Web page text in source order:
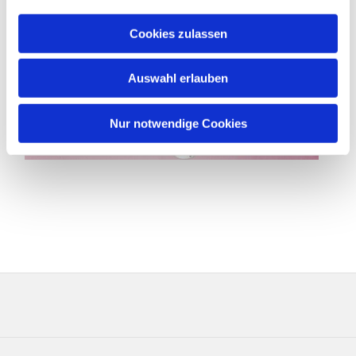
Cookies zulassen
Auswahl erlauben
Nur notwendige Cookies